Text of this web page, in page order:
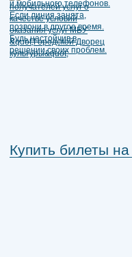
Купить билеты